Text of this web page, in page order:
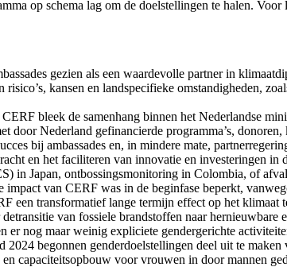
op schema lag om de doelstellingen te halen.
gezien als een waardevolle partner in
kansen en landspecifieke omstandigheden,
bleek de samenhang binnen het Nederlandse
door Nederland gefinancierde programma’s,
bij ambassades en, in mindere mate,
en het faciliteren van innovatie en investeringen
in Japan, ontbossingsmonitoring in Colombia, of
impact van CERF was in de beginfase beperkt,
een transformatief lange termijn effect op het
van fossiele brandstoffen naar hernieuwbare
er nog maar weinig expliciete gendergerichte
begonnen genderdoelstellingen deel uit te
capaciteitsopbouw voor vrouwen in door mannen